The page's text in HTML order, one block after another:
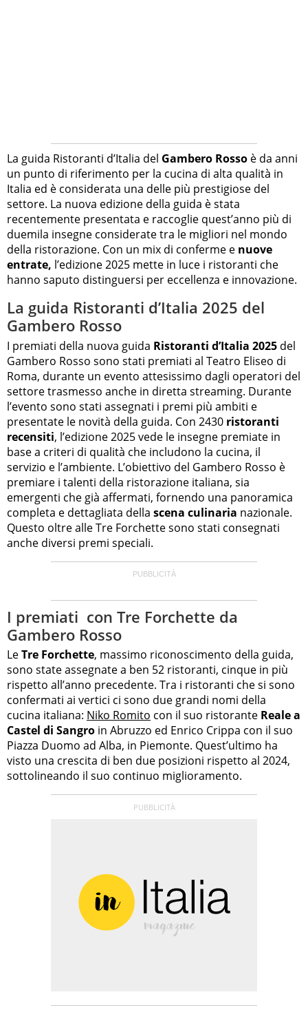
La guida Ristoranti d’Italia del Gambero Rosso è da anni
un punto di riferimento per la cucina di alta qualità in
Italia ed è considerata una delle più prestigiose del
settore. La nuova edizione della guida è stata
recentemente presentata e raccoglie quest’anno più di
duemila insegne considerate tra le migliori nel mondo
della ristorazione. Con un mix di conferme e nuove
entrate, l’edizione 2025 mette in luce i ristoranti che
hanno saputo distinguersi per eccellenza e innovazione.
La guida Ristoranti d’Italia 2025 del
Gambero Rosso
I premiati della nuova guida Ristoranti d’Italia 2025 del
Gambero Rosso sono stati premiati al Teatro Eliseo di
Roma, durante un evento attesissimo dagli operatori del
settore trasmesso anche in diretta streaming. Durante
l’evento sono stati assegnati i premi più ambiti e
presentate le novità della guida. Con 2430 ristoranti
recensiti, l’edizione 2025 vede le insegne premiate in
base a criteri di qualità che includono la cucina, il
servizio e l’ambiente. L’obiettivo del Gambero Rosso è
premiare i talenti della ristorazione italiana, sia
emergenti che già affermati, fornendo una panoramica
completa e dettagliata della scena culinaria nazionale.
Questo oltre alle Tre Forchette sono stati consegnati
anche diversi premi speciali.
I premiati con Tre Forchette da
Gambero Rosso
LeTre Forchette, massimo riconoscimento della guida,
sono state assegnate a ben 52 ristoranti, cinque in più
rispetto all’anno precedente. Tra i ristoranti che si sono
confermati ai vertici ci sono due grandi nomi della
cucina italiana: Niko Romito con il suo ristorante Reale a
Castel di Sangro in Abruzzo ed Enrico Crippa con il suo
Piazza Duomo ad Alba, in Piemonte. Quest’ultimo ha
visto una crescita di ben due posizioni rispetto al 2024,
sottolineando il suo continuo miglioramento.